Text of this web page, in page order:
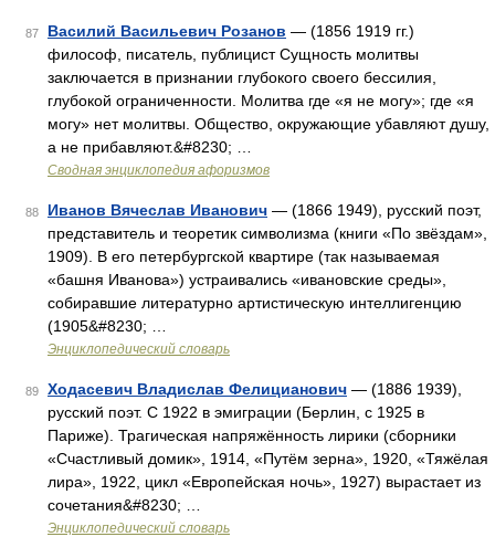
87 Василий Васильевич Розанов — (1856 1919 гг.)
философ, писатель, публицист Сущность молитвы
заключается в признании глубокого своего бессилия,
глубокой ограниченности. Молитва где «я не могу»; где «я
могу» нет молитвы. Общество, окружающие убавляют душу,
а не прибавляют.&#8230; …
Сводная энциклопедия афоризмов
88 Иванов Вячеслав Иванович — (1866 1949), русский поэт,
представитель и теоретик символизма (книги «По звёздам»,
1909). В его петербургской квартире (так называемая
«башня Иванова») устраивались «ивановские среды»,
собиравшие литературно артистическую интеллигенцию
(1905&#8230; …
Энциклопедический словарь
89 Ходасевич Владислав Фелицианович — (1886 1939),
русский поэт. С 1922 в эмиграции (Берлин, с 1925 в
Париже). Трагическая напряжённость лирики (сборники
«Счастливый домик», 1914, «Путём зерна», 1920, «Тяжёлая
лира», 1922, цикл «Европейская ночь», 1927) вырастает из
сочетания&#8230; …
Энциклопедический словарь